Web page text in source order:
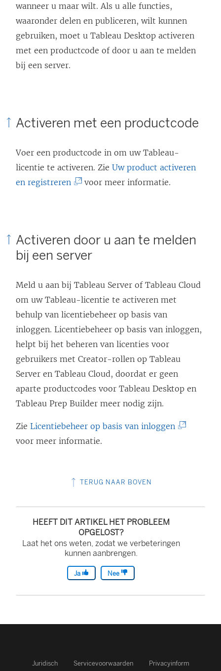
d
t
i
n
e
i
u
w
v
t
e
g
e
o
p
e
n
d
)
wanneer u maar wilt. Als u alle functies,
waaronder delen en publiceren, wilt kunnen
gebruiken, moet u Tableau Desktop activeren
met een productcode of door u aan te melden
bij een server.
Activeren met een productcode
Voer een productcode in om uw Tableau-
licentie te activeren. Zie Uw product activeren
en registreren
k
w
r
d
t
i
n
e
e
n
n
v
n
s
e
r
g
e
p
voor meer informatie.
Activeren door u aan te melden
bij een server
Meld u aan bij Tableau Server of Tableau Cloud
om uw Tableau-licentie te activeren met
behulp van licentiebeheer op basis van
inloggen. Licentiebeheer op basis van inloggen,
helpt bij het beheren van licenties voor
gebruikers met Creator-rollen op Tableau
Server en Tableau Cloud, doordat er geen
aparte productcodes voor Tableau Desktop en
Tableau Prep Builder meer nodig zijn.
Zie Licentiebeheer op basis van inloggen
d
i
voor meer informatie.
TERUG NAAR BOVEN
HEEFT DIT ARTIKEL HET PROBLEEM
OPGELOST?
Laat het ons weten, zodat we verbeteringen
kunnen aanbrengen.
Ja Nee
Juridisch Servicevoorwaarden Privacyinform